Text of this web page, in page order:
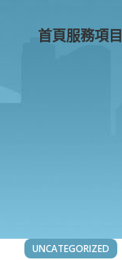
首頁服務項目
UNCATEGORIZED